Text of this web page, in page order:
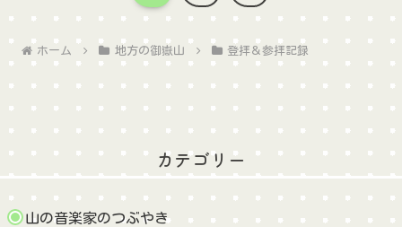
ホーム 地方の御嶽山 登拝＆参拝記録
カテゴリー
山の音楽家のつぶやき